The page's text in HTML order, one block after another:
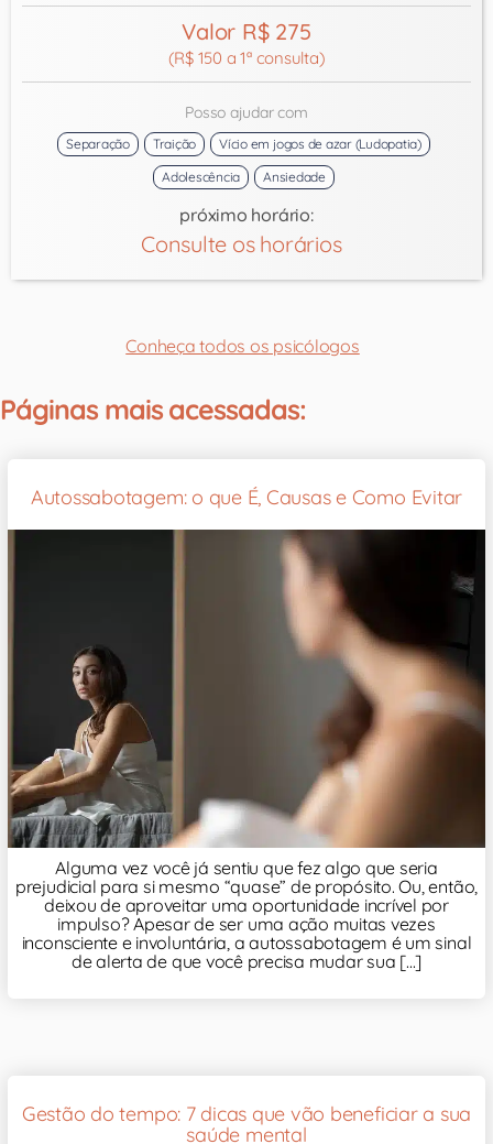
Valor R$ 275
(R$ 150 a 1ª consulta)
Posso ajudar com
Separação Traição
Vício em jogos de azar (Ludopatia)
Adolescência
Ansiedade
próximo horário:
Consulte os horários
Conheça todos os psicólogos
Páginas mais acessadas:
Autossabotagem: o que É, Causas e Como Evitar
Alguma vez você já sentiu que fez algo que seria
prejudicial para si mesmo “quase” de propósito. Ou, então,
deixou de aproveitar uma oportunidade incrível por
impulso? Apesar de ser uma ação muitas vezes
inconsciente e involuntária, a autossabotagem é um sinal
de alerta de que você precisa mudar sua [...]
Gestão do tempo: 7 dicas que vão beneficiar a sua
saúde mental